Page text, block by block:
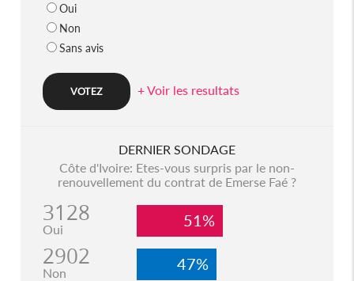
Oui
Non
Sans avis
+ Voir les resultats
DERNIER SONDAGE
Côte d'Ivoire: Etes-vous surpris par le non-
renouvellement du contrat de Emerse Faé ?
3128
Oui 51%
2902
Non 47%